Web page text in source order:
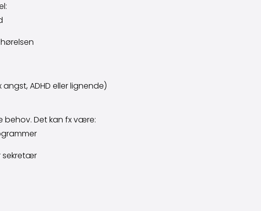
ADHD eller lignende)
behov. Det kan fx være:
sekretær